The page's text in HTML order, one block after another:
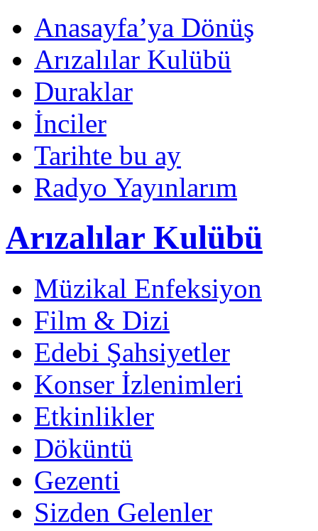
Anasayfa’ya Dönüş
Arızalılar Kulübü
Duraklar
İnciler
Tarihte bu ay
Radyo Yayınlarım
Arızalılar Kulübü
Müzikal Enfeksiyon
Film & Dizi
Edebi Şahsiyetler
Konser İzlenimleri
Etkinlikler
Döküntü
Gezenti
Sizden Gelenler